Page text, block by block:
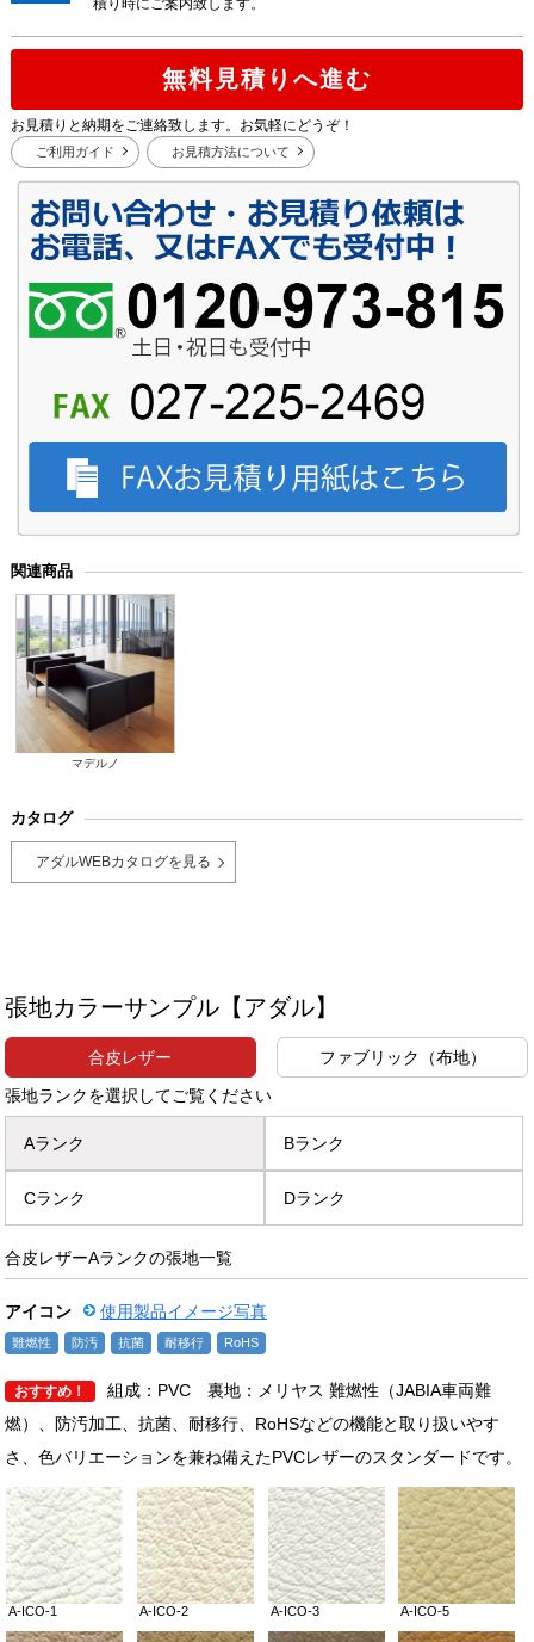
積り時にご案内致します。
無料見積りへ進む
お見積りと納期をご連絡致します。お気軽にどうぞ！
ご利用ガイド お見積方法について
関連商品
マデルノ
カタログ
アダルWEBカタログを見る